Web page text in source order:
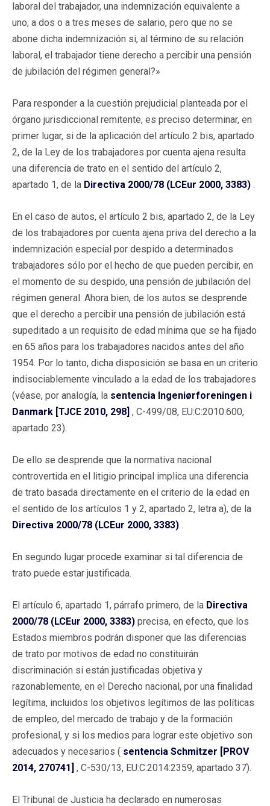
laboral del trabajador, una indemnización equivalente a
uno, a dos o a tres meses de salario, pero que no se
abone dicha indemnización si, al término de su relación
laboral, el trabajador tiene derecho a percibir una pensión
de jubilación del régimen general?»
Para responder a la cuestión prejudicial planteada por el
órgano jurisdiccional remitente, es preciso determinar, en
primer lugar, si de la aplicación del artículo 2 bis, apartado
2, de la Ley de los trabajadores por cuenta ajena resulta
una diferencia de trato en el sentido del artículo 2,
apartado 1, de la Directiva 2000/78 (LCEur 2000, 3383) .
En el caso de autos, el artículo 2 bis, apartado 2, de la Ley
de los trabajadores por cuenta ajena priva del derecho a la
indemnización especial por despido a determinados
trabajadores sólo por el hecho de que pueden percibir, en
el momento de su despido, una pensión de jubilación del
régimen general. Ahora bien, de los autos se desprende
que el derecho a percibir una pensión de jubilación está
supeditado a un requisito de edad mínima que se ha fijado
en 65 años para los trabajadores nacidos antes del año
1954. Por lo tanto, dicha disposición se basa en un criterio
indisociablemente vinculado a la edad de los trabajadores
(véase, por analogía, la sentencia Ingeniørforeningen i
Danmark [TJCE 2010, 298] , C-499/08, EU:C:2010:600,
apartado 23).
De ello se desprende que la normativa nacional
controvertida en el litigio principal implica una diferencia
de trato basada directamente en el criterio de la edad en
el sentido de los artículos 1 y 2, apartado 2, letra a), de la
Directiva 2000/78 (LCEur 2000, 3383) .
En segundo lugar procede examinar si tal diferencia de
trato puede estar justificada.
El artículo 6, apartado 1, párrafo primero, de la Directiva
2000/78 (LCEur 2000, 3383) precisa, en efecto, que los
Estados miembros podrán disponer que las diferencias
de trato por motivos de edad no constituirán
discriminación si están justificadas objetiva y
razonablemente, en el Derecho nacional, por una finalidad
legítima, incluidos los objetivos legítimos de las políticas
de empleo, del mercado de trabajo y de la formación
profesional, y si los medios para lograr este objetivo son
adecuados y necesarios ( sentencia Schmitzer [PROV
2014, 270741] , C-530/13, EU:C:2014:2359, apartado 37).
El Tribunal de Justicia ha declarado en numerosas